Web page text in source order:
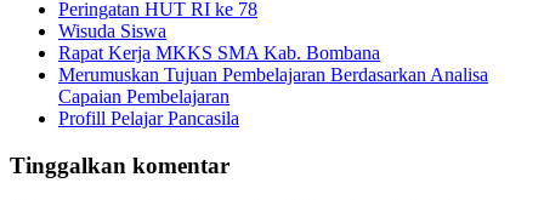
Peringatan HUT RI ke 78
Wisuda Siswa
Rapat Kerja MKKS SMA Kab. Bombana
Merumuskan Tujuan Pembelajaran Berdasarkan Analisa
Capaian Pembelajaran
Profill Pelajar Pancasila
Tinggalkan komentar